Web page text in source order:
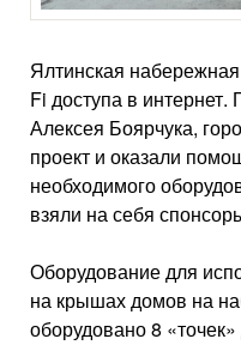
Ялтинская
Fi доступа в
Алексея Боярчука,
проект и оказали
необходимого
взяли на себя
Оборудование для
на крышах домов на
оборудовано 8